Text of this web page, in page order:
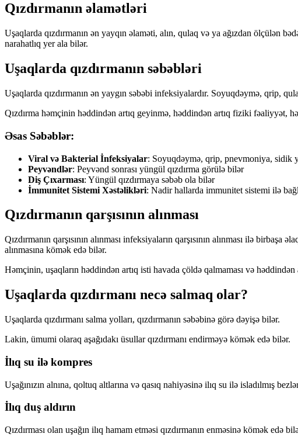
Qızdırmanın əlamətləri
Uşaqlarda qızdırmanın ən yayqın əlaməti, alın, qulaq və ya ağızdan ölçülən
narahatlıq yer ala bilər.
Uşaqlarda qızdırmanın səbəbləri
Uşaqlarda qızdırmanın ən yaygın səbəbi infeksiyalardır. Soyuqdəymə, qrip,
Qızdırma həmçinin həddindən artıq geyinmə, həddindən artıq fiziki fəaliyyət,
Əsas Səbəblər:
Viral və Bakterial İnfeksiyalar: Soyuqdəymə, qrip, pnevmoniya, sidik
Peyvəndlər: Peyvənd sonrası yüngül qızdırma görülə bilər
Diş Çıxarması: Yüngül qızdırmaya səbəb ola bilər
İmmunitet Sistemi Xəstəlikləri: Nadir hallarda immunitet sistemi ilə
Qızdırmanın qarşısının alınması
Qızdırmanın qarşısının alınması infeksiyaların qarşısının alınması ilə
alınmasına kömək edə bilər.
Həmçinin, uşaqların həddindən artıq isti havada çöldə qalmaması və həddindən
Uşaqlarda qızdırmanı necə salmaq olar?
Uşaqlarda qızdırmanı salma yolları, qızdırmanın səbəbinə görə dəyişə bilər.
Lakin, ümumi olaraq aşağıdakı üsullar qızdırmanı endirməyə kömək edə bilər.
İlıq su ilə kompres
Uşağınızın alnına, qoltuq altlarına və qasıq nahiyəsinə ilıq su ilə isladılmış
İlıq duş aldırın
Qızdırması olan uşağın ilıq hamam etməsi qızdırmanın enməsinə kömək